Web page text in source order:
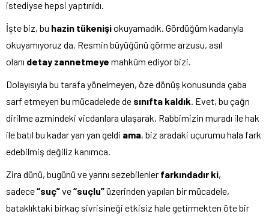
istediyse hepsi yaptırıldı.
İşte biz, bu hazin tükenişiokuyamadık. Gördüğüm kadarıyla
okuyamıyoruz da. Resmin büyüğünü görme arzusu, asıl
olanı detay zannetmeye mahkûm ediyor bizi.
Dolayısıyla bu tarafa yönelmeyen, öze dönüş konusunda çaba
sarf etmeyen bu mücadelede de sınıfta kaldık . Evet, bu çağrı
dirilme azmindeki vicdanlara ulaşarak, Rabbimizin muradı ile hak
ile batıl bu kadar yan yan geldi ama, biz aradaki uçurumu hala fark
edebilmiş değiliz kanımca.
Zira dünü, bugünü ve yarını sezebilenler farkındadır ki,
sadece“suç”ve“suçlu”üzerinden yapılan bir mücadele,
bataklıktaki birkaç sivrisineği etkisiz hale getirmekten öte bir